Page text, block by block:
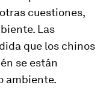
cuestiones,
Las
que los chinos
se están
ambiente.